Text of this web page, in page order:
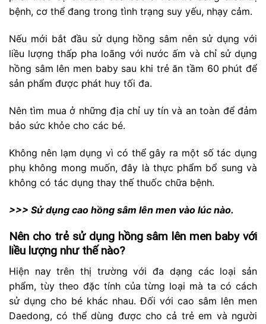
bệnh, cơ thể đang trong tình trạng suy yếu, nhạy cảm.
Nếu mới bắt đầu sử dụng hồng sâm nên sử dụng với
liều lượng thấp pha loãng với nước ấm và chỉ sử dụng
hồng sâm lên men baby sau khi trẻ ăn tầm 60 phút để
sản phẩm được phát huy tối đa.
Nên tìm mua ở những địa chỉ uy tín và an toàn để đảm
bảo sức khỏe cho các bé.
Không nên lạm dụng vì có thể gây ra một số tác dụng
phụ không mong muốn, đây là thực phẩm bổ sung và
không có tác dụng thay thế thuốc chữa bệnh.
>>> Sử dụng cao hồng sâm lên men vào lúc nào.
Nên cho trẻ sử dụng hồng sâm lên men baby với
liều lượng như thế nào?
Hiện nay trên thị trường với đa dạng các loại sản
phẩm, tùy theo đặc tính của từng loại mà ta có cách
sử dụng cho bé khác nhau. Đối với cao sâm lên men
Daedong, có thể dùng được cho cả trẻ em và người